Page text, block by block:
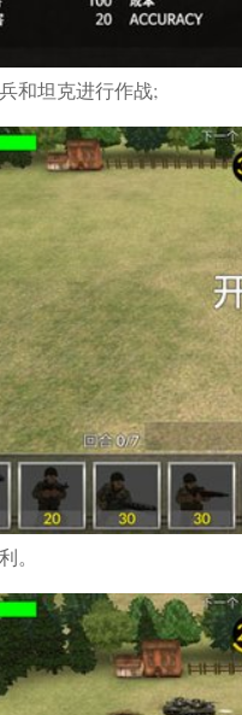
和坦克进行作战;
。